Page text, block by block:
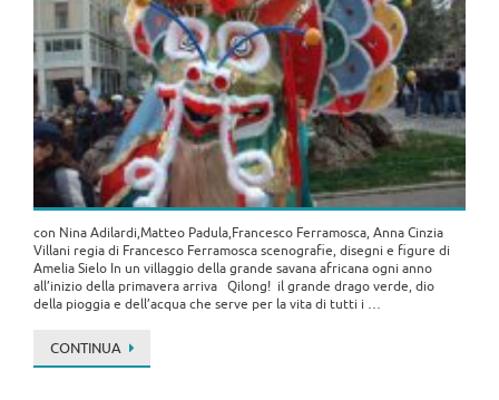
con Nina Adilardi,Matteo Padula,Francesco Ferramosca, Anna Cinzia
Villani regia di Francesco Ferramosca scenografie, disegni e figure di
Amelia Sielo In un villaggio della grande savana africana ogni anno
all’inizio della primavera arriva Qilong! il grande drago verde, dio
della pioggia e dell’acqua che serve per la vita di tutti i …
CONTINUA